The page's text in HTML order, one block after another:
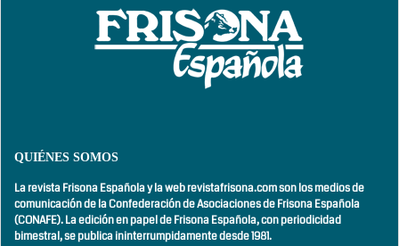
QUIÉNES SOMOS
La revista Frisona Española y la web revistafrisona.com son los medios de
comunicación de la Confederación de Asociaciones de Frisona Española
(CONAFE). La edición en papel de Frisona Española, conperiodicidad
bimestral,se publica ininterrumpidamente desde 1981.